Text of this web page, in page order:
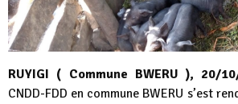
RUYIGI ( Commune BWERU ), 20/
CNDD-FDD en commune BWERU s’est